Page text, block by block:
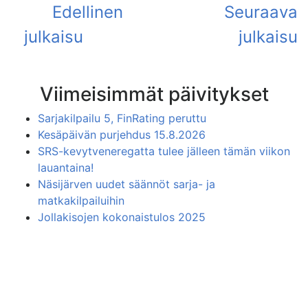
Viimeisimmät päivitykset
Sarjakilpailu 5, FinRating peruttu
Kesäpäivän purjehdus 15.8.2026
SRS-kevytveneregatta tulee jälleen tämän viikon
lauantaina!
Näsijärven uudet säännöt sarja- ja
matkakilpailuihin
Jollakisojen kokonaistulos 2025